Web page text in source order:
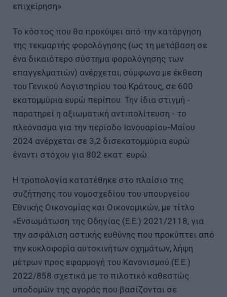
επιχείρηση».
Το κόστος που θα προκύψει από την κατάργηση
της τεκμαρτής φορολόγησης (ως τη μετάβαση σε
ένα δικαιότερο σύστημα φορολόγησης των
επαγγελματιών) ανέρχεται, σύμφωνα με έκθεση
του Γενικού Λογιστηρίου του Κράτους, σε 600
εκατομμύρια ευρώ περίπου. Την ίδια στιγμή -
παρατηρεί η αξιωματική αντιπολίτευση - το
πλεόνασμα για την περίοδο Ιανουαρίου-Μαΐου
2024 ανέρχεται σε 3,2 δισεκατομμύρια ευρώ
έναντι στόχου για 802 εκατ. ευρώ.
Η τροπολογία κατατέθηκε στο πλαίσιο της
συζήτησης του νομοσχεδίου του υπουργείου
Εθνικής Οικονομίας και Οικονομικών, με τίτλο
«Ενσωμάτωση της Οδηγίας (Ε.Ε.) 2021/2118, για
την ασφάλιση αστικής ευθύνης που προκύπτει από
την κυκλοφορία αυτοκινήτων οχημάτων, λήψη
μέτρων προς εφαρμογή του Κανονισμού (Ε.Ε.)
2022/858 σχετικά με το πιλοτικό καθεστώς
υποδομών της αγοράς που βασίζονται σε